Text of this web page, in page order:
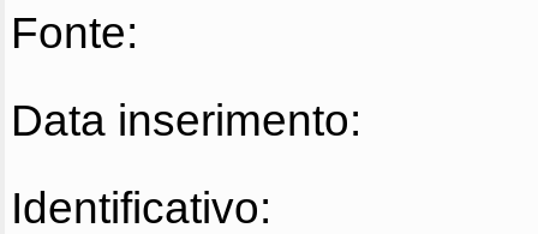
Fonte:
Data inserimento:
Identificativo: